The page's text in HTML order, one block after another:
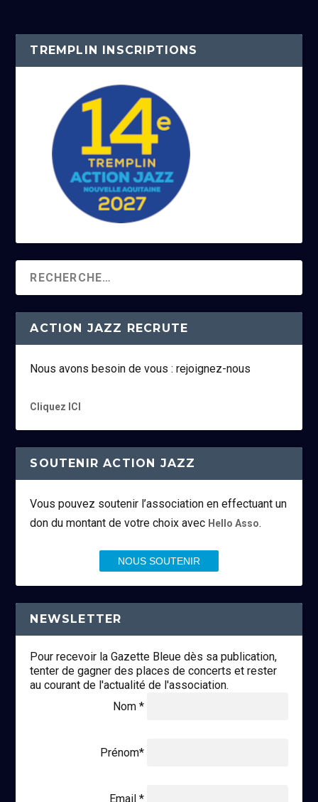
TREMPLIN INSCRIPTIONS
ACTION JAZZ RECRUTE
Nous avons besoin de vous : rejoignez-nous
Cliquez ICI
SOUTENIR ACTION JAZZ
Vous pouvez soutenir l’association en effectuant un
don du montant de votre choix avec Hello Asso.
NOUS SOUTENIR
NEWSLETTER
Pour recevoir la Gazette Bleue dès sa publication,
tenter de gagner des places de concerts et rester
au courant de l'actualité de l'association.
Nom *
Prénom*
Email *